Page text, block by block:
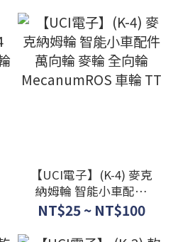
【UCI電子】(K-4) 麥克
納姆輪 智能小車配件
萬向輪 麥輪 全向輪
NT$25 ~ NT$100